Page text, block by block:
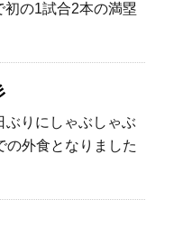
の1試合2本の満塁
ぶりにしゃぶしゃぶ
外食となりました